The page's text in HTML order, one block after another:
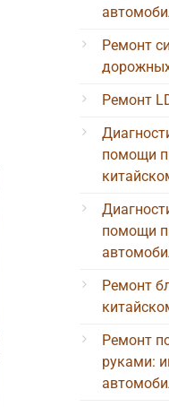
Ремонт
Ремонт
помощи
помощи
Ремонт
Ремонт
руками: